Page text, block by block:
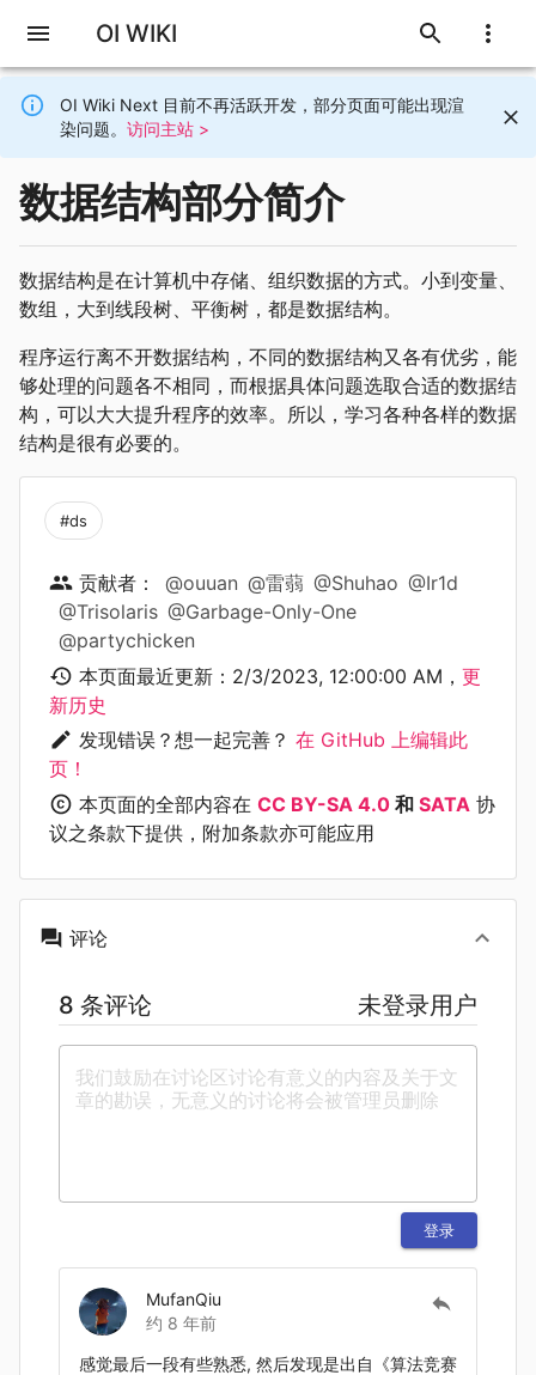
OI WIKI
OI Wiki Next 目前不再活跃开发，部分页面可能出现渲
染问题。 访问主站 >
数据结构部分简介
数据结构是在计算机中存储、组织数据的方式。小到变量、
数组，大到线段树、平衡树，都是数据结构。
程序运行离不开数据结构，不同的数据结构又各有优劣，能
够处理的问题各不相同，而根据具体问题选取合适的数据结
构，可以大大提升程序的效率。所以，学习各种各样的数据
结构是很有必要的。
#ds
贡献者： @ouuan @雷蒻 @Shuhao @Ir1d
@Trisolaris @Garbage-Only-One
@partychicken
本页面最近更新： 2/3/2023, 12:00:00 AM ， 更
新历史
发现错误？想一起完善？ 在 GitHub 上编辑此
页！
本页面的全部内容在 CC BY-SA 4.0 和 SATA 协
议之条款下提供，附加条款亦可能应用
评论
8 条评论 未登录用户
登录
MufanQiu
约 8 年前
感觉最后一段有些熟悉, 然后发现是出自《算法竞赛